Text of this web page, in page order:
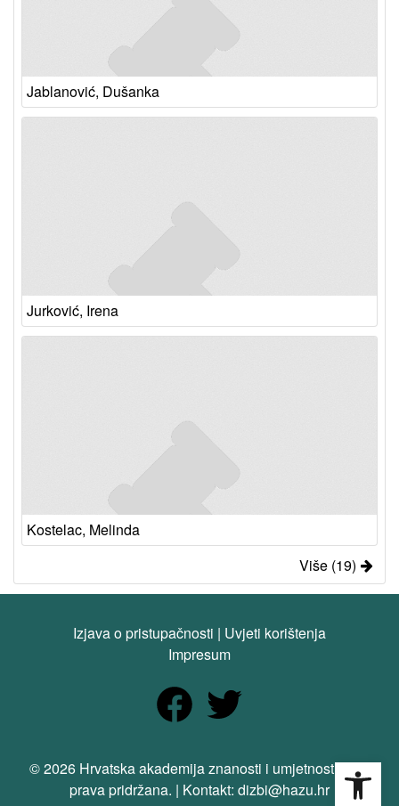
Jablanović, Dušanka
Jurković, Irena
Kostelac, Melinda
Više (19)
Izjava o pristupačnosti | Uvjeti korištenja
Impresum
© 2026 Hrvatska akademija znanosti i umjetnosti. Sva
prava pridržana. | Kontakt: dizbi@hazu.hr